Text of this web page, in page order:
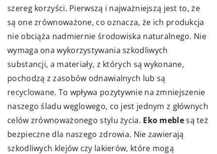
szereg korzyści. Pierwszą i najważniejszą jest to, że
są one zrównoważone, co oznacza, że ich produkcja
nie obciąża nadmiernie środowiska naturalnego. Nie
wymaga ona wykorzystywania szkodliwych
substancji, a materiały, z których są wykonane,
pochodzą z zasobów odnawialnych lub są
recyclowane. To wpływa pozytywnie na zmniejszenie
naszego śladu węglowego, co jest jednym z głównych
celów zrównoważonego stylu życia. Eko meblesą też
bezpieczne dla naszego zdrowia. Nie zawierają
szkodliwych klejów czy lakierów, które mogą